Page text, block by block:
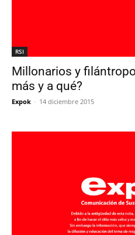
RSI
Millonarios y
más y a qué?
Expok - 14 diciembre 2015